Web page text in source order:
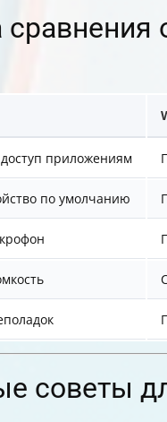
приложениям
по умолчанию
советы